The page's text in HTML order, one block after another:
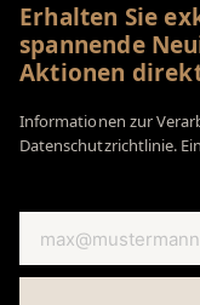
Erhalten Sie
spannende
Aktionen
Informationen zur
Datenschutzrichtlinie.